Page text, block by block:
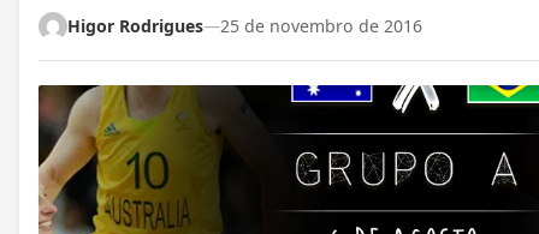
Higor Rodrigues—25 de novembro de 2016